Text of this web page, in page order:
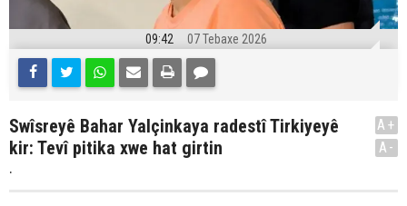
09:42 07 Tebaxe 2026
Swîsreyê Bahar Yalçinkaya radestî Tirkiyeyê
kir: Tevî pitika xwe hat girtin
.
A+
A-